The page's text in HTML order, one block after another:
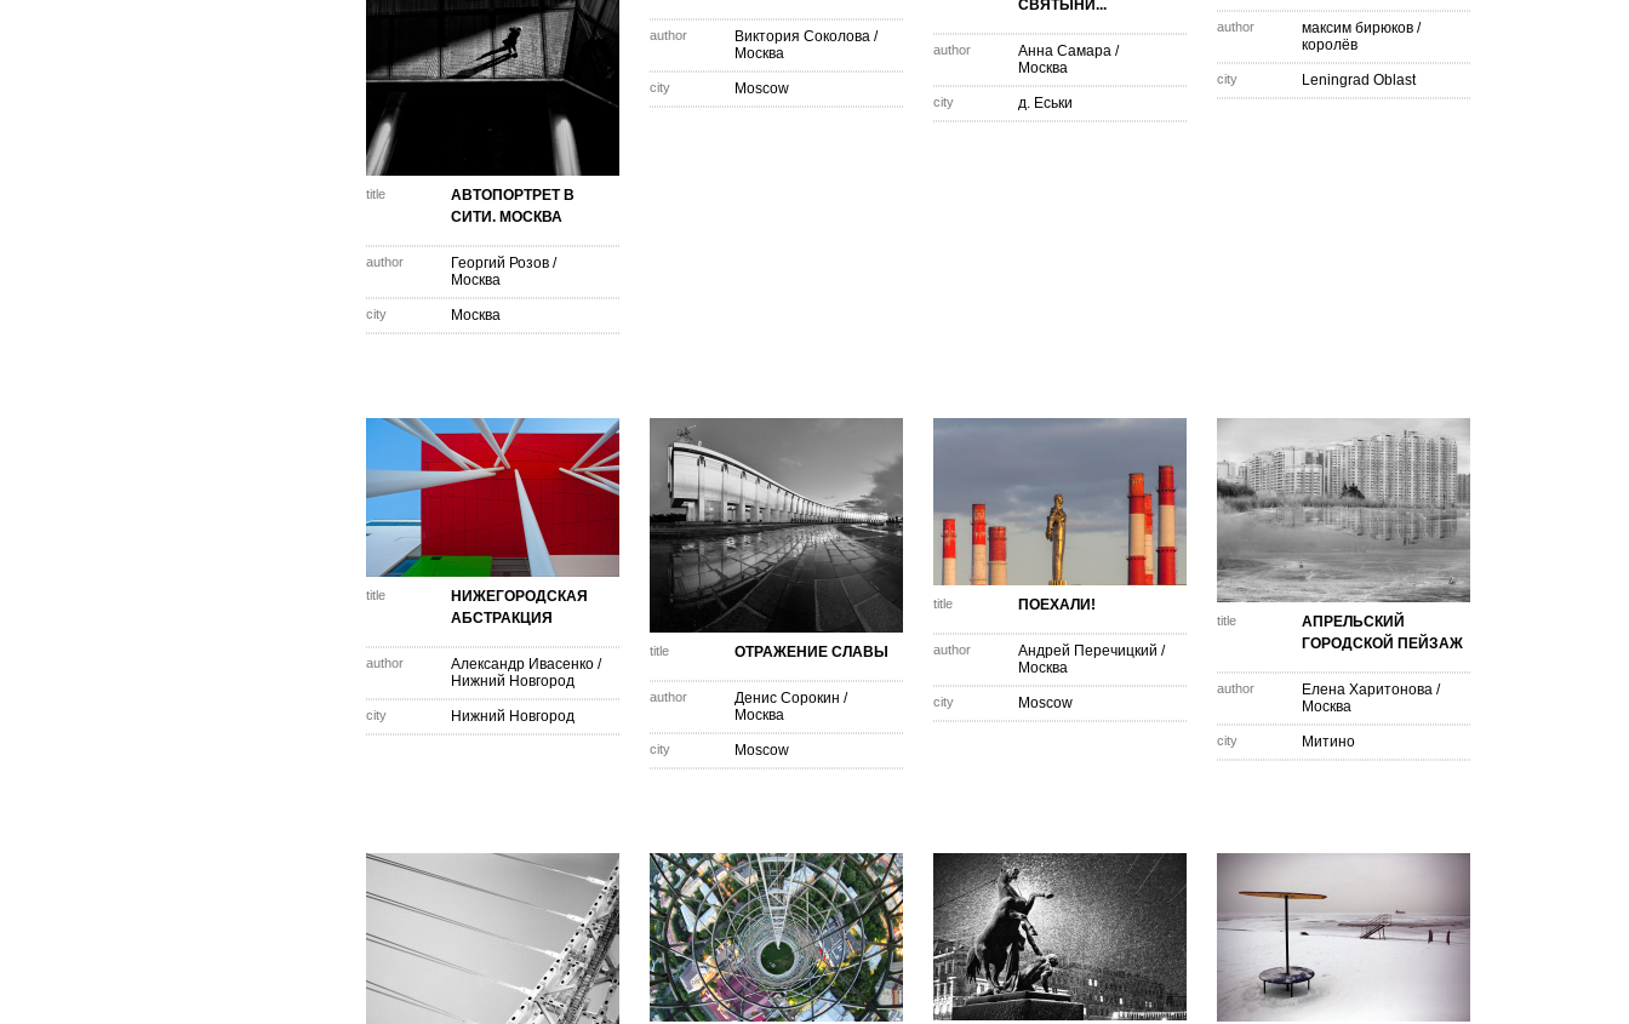
title
АВТОПОРТРЕТ В
СИТИ. МОСКВА
author Георгий Розов /
Москва
city Москва
author Виктория Соколова /
Москва
city Moscow
СВЯТЫНИ...
author Анна Самара /
Москва
city д. Еськи
author максим бирюков /
королёв
city Leningrad Oblast
title
НИЖЕГОРОДСКАЯ
АБСТРАКЦИЯ
author Александр Ивасенко /
Нижний Новгород
city Нижний Новгород
title ОТРАЖЕНИЕ СЛАВЫ
author Денис Сорокин /
Москва
city Moscow
title ПОЕХАЛИ!
author Андрей Перечицкий /
Москва
city Moscow
title
АПРЕЛЬСКИЙ
ГОРОДСКОЙ ПЕЙЗАЖ
author Елена Харитонова /
Москва
city Митино